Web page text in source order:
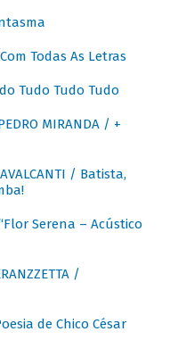
Todas As Letras
Tudo Tudo Tudo
MIRANDA / +
/ Batista,
Serena – Acústico
/
de Chico César